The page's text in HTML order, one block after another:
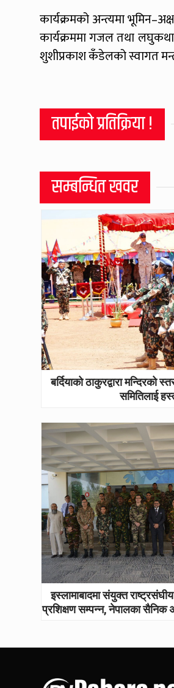
कार्यक्रमको अन्त्यमा
कार्यक्रममा गजल तथा
शुशीप्रकाश कँडेलको स्वागत
तपाईको प्रतिक्रिया !
सम्बन्धित खवर
बर्दियाको ठाकुरद्वारा मन्दिरको
समितिलाई
इस्लामाबादमा संयुक्त
प्रशिक्षण सम्पन्न, नेपालका सैनिक